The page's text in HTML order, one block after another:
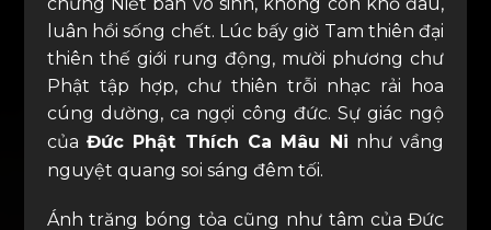
luân hồi sống chết. Lúc bấy giờ Tam thiên đại
thiên thế giới rung động, mười phương chư
Phật tập hợp, chư thiên trỗi nhạc rải hoa
cúng dường, ca ngợi công đức. Sự giác ngộ
của Đức Phật Thích Ca Mâu Ni như vầng
nguyệt quang soi sáng đêm tối.
Ánh trăng bóng tỏa cũng như tâm của Đức